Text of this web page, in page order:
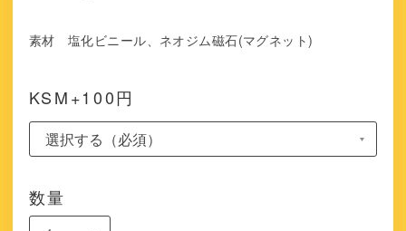
素材 塩化ビニール、ネオジム磁石(マグネット)
KSM+100円
数量